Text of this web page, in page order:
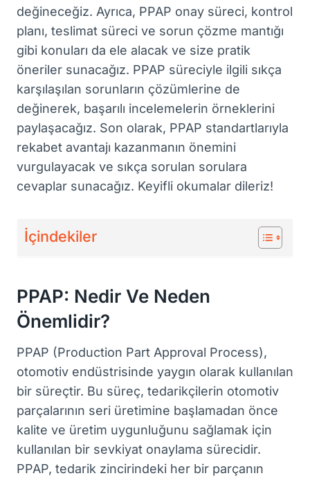
değineceğiz. Ayrıca, PPAP onay süreci, kontrol
planı, teslimat süreci ve sorun çözme mantığı
gibi konuları da ele alacak ve size pratik
öneriler sunacağız. PPAP süreciyle ilgili sıkça
karşılaşılan sorunların çözümlerine de
değinerek, başarılı incelemelerin örneklerini
paylaşacağız. Son olarak, PPAP standartlarıyla
rekabet avantajı kazanmanın önemini
vurgulayacak ve sıkça sorulan sorulara
cevaplar sunacağız. Keyifli okumalar dileriz!
İçindekiler
PPAP: Nedir Ve Neden
Önemlidir?
PPAP (Production Part Approval Process),
otomotiv endüstrisinde yaygın olarak kullanılan
bir süreçtir. Bu süreç, tedarikçilerin otomotiv
parçalarının seri üretimine başlamadan önce
kalite ve üretim uygunluğunu sağlamak için
kullanılan bir sevkiyat onaylama sürecidir.
PPAP, tedarik zincirindeki her bir parçanın